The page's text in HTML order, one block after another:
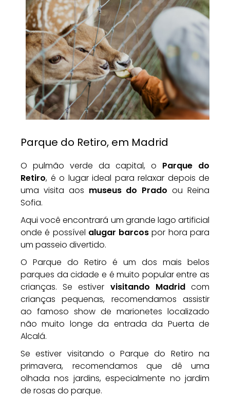
Parque do Retiro, em Madrid
O pulmão verde da capital, o Parque do
Retiro, é o lugar ideal para relaxar depois de
uma visita aos museus do Prado ou Reina
Sofia.
Aqui você encontrará um grande lago artificial
onde é possível alugar barcos por hora para
um passeio divertido.
O Parque do Retiro é um dos mais belos
parques da cidade e é muito popular entre as
crianças. Se estiver visitando Madridcom
crianças pequenas, recomendamos assistir
ao famoso show de marionetes localizado
não muito longe da entrada da Puerta de
Alcalá.
Se estiver visitando o Parque do Retiro na
primavera, recomendamos que dê uma
olhada nos jardins, especialmente no jardim
de rosas do parque.